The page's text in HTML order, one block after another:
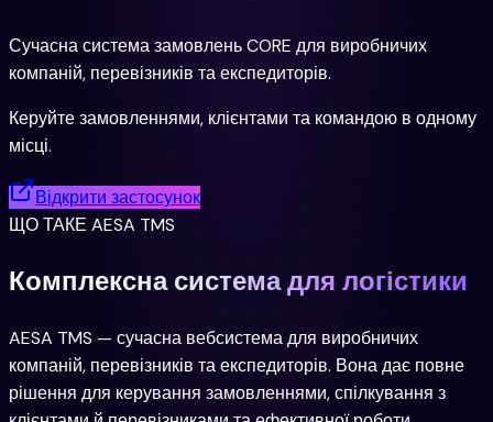
Сучасна система замовлень CORE для виробничих
компаній, перевізників та експедиторів.
Керуйте замовленнями, клієнтами та командою в одному
місці.
Відкрити застосунок
ЩО ТАКЕ AESA TMS
Комплексна система для логістики
AESA TMS — сучасна вебсистема для виробничих
компаній, перевізників та експедиторів. Вона дає повне
рішення для керування замовленнями, спілкування з